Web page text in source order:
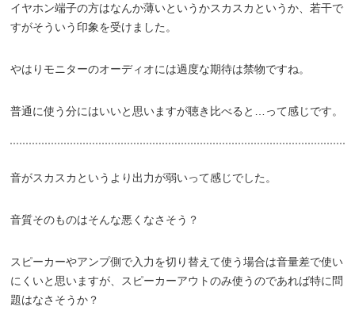
イヤホン端子の方はなんか薄いというかスカスカというか、若干で
すがそういう印象を受けました。
やはりモニターのオーディオには過度な期待は禁物ですね。
普通に使う分にはいいと思いますが聴き比べると…って感じです。
音がスカスカというより出力が弱いって感じでした。
音質そのものはそんな悪くなさそう？
スピーカーやアンプ側で入力を切り替えて使う場合は音量差で使い
にくいと思いますが、スピーカーアウトのみ使うのであれば特に問
題はなさそうか？